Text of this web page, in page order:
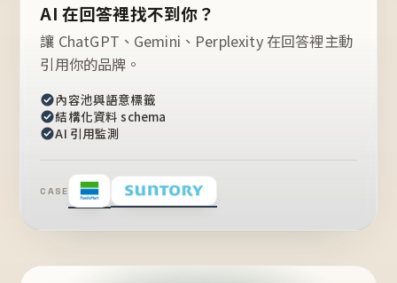
AI 在回答裡找不到你？
讓 ChatGPT、Gemini、Perplexity 在回答裡主動
引用你的品牌。
內容池與語意標籤
結構化資料 schema
AI 引用監測
CASE